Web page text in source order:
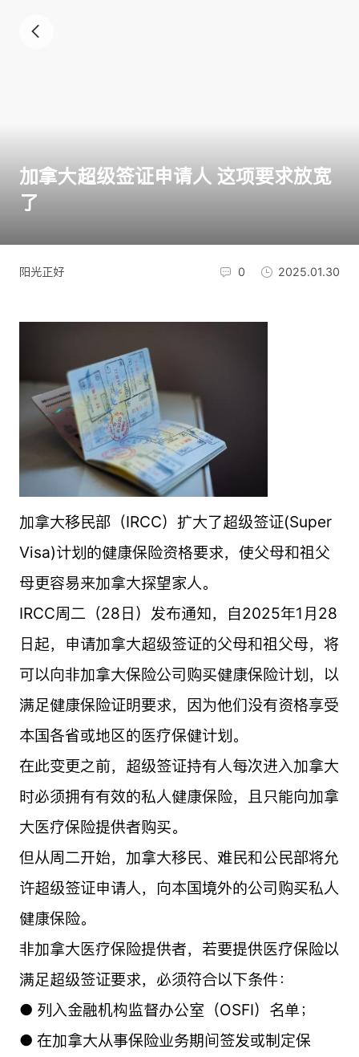
加拿大超级签证申请人 这项要求放宽
了
阳光正好 0 2025.01.30
加拿大移民部（IRCC）扩大了超级签证(Super
Visa)计划的健康保险资格要求，使父母和祖父
母更容易来加拿大探望家人。
IRCC周二（28日）发布通知，自2025年1月28
日起，申请加拿大超级签证的父母和祖父母，将
可以向非加拿大保险公司购买健康保险计划，以
满足健康保险证明要求，因为他们没有资格享受
本国各省或地区的医疗保健计划。
在此变更之前，超级签证持有人每次进入加拿大
时必须拥有有效的私人健康保险，且只能向加拿
大医疗保险提供者购买。
但从周二开始，加拿大移民、难民和公民部将允
许超级签证申请人，向本国境外的公司购买私人
健康保险。
非加拿大医疗保险提供者，若要提供医疗保险以
满足超级签证要求，必须符合以下条件：
● 列入金融机构监督办公室（OSFI）名单；
● 在加拿大从事保险业务期间签发或制定保